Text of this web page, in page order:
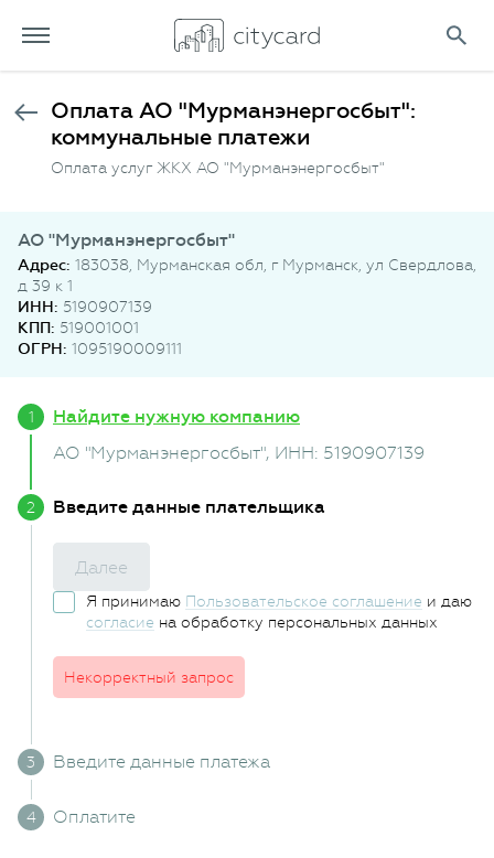
Оплата АО "Мурманэнергосбыт":
коммунальные платежи
Оплата услуг ЖКХ АО "Мурманэнергосбыт"
АО "Мурманэнергосбыт"
Адрес: 183038, Мурманская обл, г Мурманск, ул Свердлова,
д 39 к 1
ИНН: 5190907139
КПП: 519001001
ОГРН: 1095190009111
Найдите нужную компанию
АО "Мурманэнергосбыт", ИНН: 5190907139
Введите данные плательщика
Далее
Я принимаю Пользовательское соглашение и даю
согласие на обработку персональных данных
Некорректный запрос
Введите данные платежа
Оплатите